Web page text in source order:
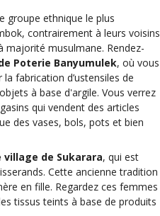
groupe ethnique le plus
contrairement à leurs voisins
majorité musulmane. Rendez-
Poterie Banyumulek, où vous
fabrication d’ustensiles de
à base d'argile. Vous verrez
qui vendent des articles
des vases, bols, pots et bien
village de Sukarara, qui est
Cette ancienne tradition
en fille. Regardez ces femmes
tissus teints à base de produits